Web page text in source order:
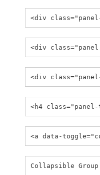
<div
<div
<div
<h4
<a data-
Collapsible